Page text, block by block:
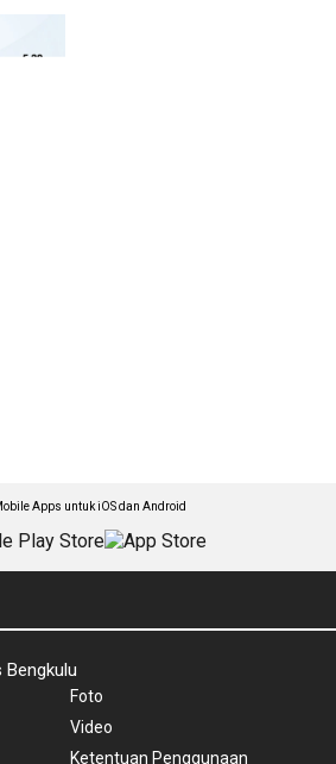
Apps untuk iOS dan Android
Bengkulu
Foto
Video
Ketentuan Penggunaan